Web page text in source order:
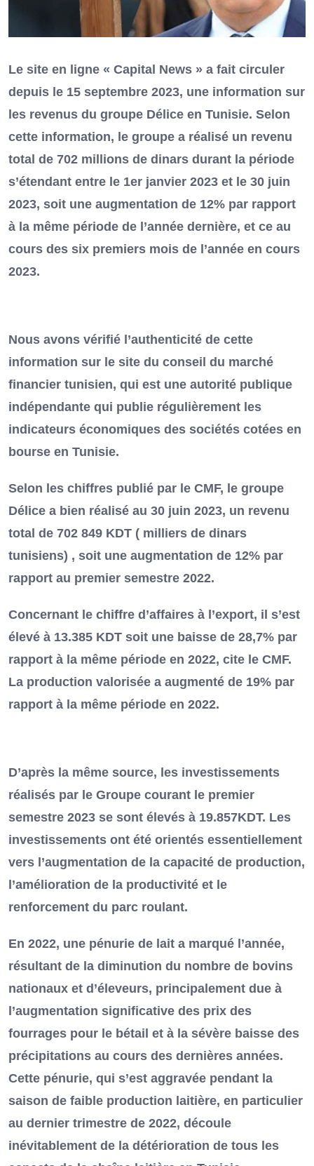
Le site en ligne « Capital News » a fait circuler
depuis le 15 septembre 2023, une information sur
les revenus du groupe Délice en Tunisie. Selon
cette information, le groupe a réalisé un revenu
total de 702 millions de dinars durant la période
s’étendant entre le 1er janvier 2023 et le 30 juin
2023, soit une augmentation de 12% par rapport
à la même période de l’année dernière, et ce au
cours des six premiers mois de l’année en cours
2023.
Nous avons vérifié l’authenticité de cette
information sur le site du conseil du marché
financier tunisien, qui est une autorité publique
indépendante qui publie régulièrement les
indicateurs économiques des sociétés cotées en
bourse en Tunisie.
Selon les chiffres publié par le CMF, le groupe
Délice a bien réalisé au 30 juin 2023, un revenu
total de 702 849 KDT ( milliers de dinars
tunisiens) , soit une augmentation de 12% par
rapport au premier semestre 2022.
Concernant le chiffre d’affaires à l’export, il s’est
élevé à 13.385 KDT soit une baisse de 28,7% par
rapport à la même période en 2022, cite le CMF.
La production valorisée a augmenté de 19% par
rapport à la même période en 2022.
D’après la même source, les investissements
réalisés par le Groupe courant le premier
semestre 2023 se sont élevés à 19.857KDT. Les
investissements ont été orientés essentiellement
vers l’augmentation de la capacité de production,
l’amélioration de la productivité et le
renforcement du parc roulant.
En 2022, une pénurie de lait a marqué l’année,
résultant de la diminution du nombre de bovins
nationaux et d’éleveurs, principalement due à
l’augmentation significative des prix des
fourrages pour le bétail et à la sévère baisse des
précipitations au cours des dernières années.
Cette pénurie, qui s’est aggravée pendant la
saison de faible production laitière, en particulier
au dernier trimestre de 2022, découle
inévitablement de la détérioration de tous les